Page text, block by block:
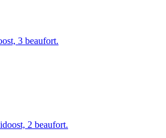
3 beaufort.
2 beaufort.